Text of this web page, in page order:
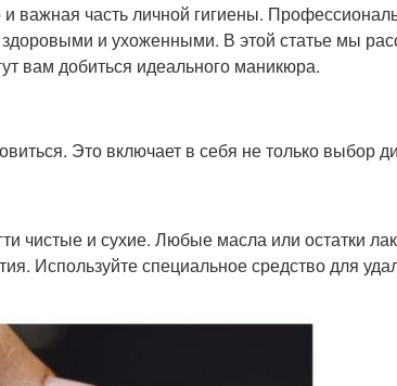
и важная часть личной гигиены.
и ухоженными. В этой статье мы
вам добиться идеального маникюра.
Это включает в себя не только выбор
чистые и сухие. Любые масла или остатки
Используйте специальное средство для